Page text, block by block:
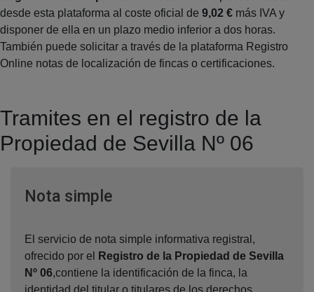
desde esta plataforma al coste oficial de 9,02 € más IVA y
disponer de ella en un plazo medio inferior a dos horas.
También puede solicitar a través de la plataforma Registro
Online notas de localización de fincas o certificaciones.
Tramites en el registro de la
Propiedad de Sevilla Nº 06
Nota simpleVentana nueva
El servicio de nota simple informativa registral,
ofrecido por el
Registro de la Propiedad de Sevilla
Nº 06,contiene la identificación de la finca, la
identidad del titular o titulares de los derechos